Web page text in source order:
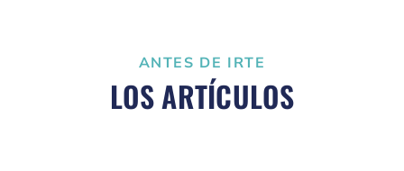
ANTES DE IRTE
LOS ARTÍCULOS